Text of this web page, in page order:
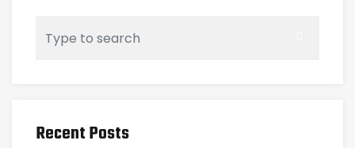
Recent Posts